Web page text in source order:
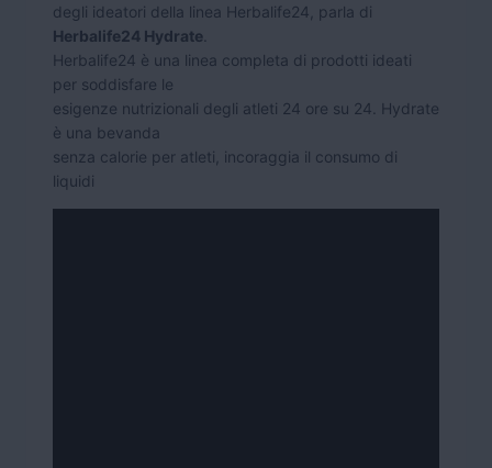
degli ideatori della linea Herbalife24, parla di
Herbalife24 Hydrate
Herbalife24 è una linea completa di prodotti ideati
per soddisfare le
esigenze nutrizionali degli atleti 24 ore su 24. Hydrate
è una bevanda
senza calorie per atleti, incoraggia il consumo di
liquidi